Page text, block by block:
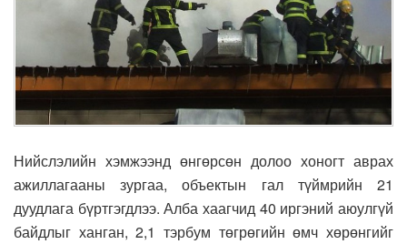
Нийслэлийн хэмжээнд өнгөрсөн долоо хоногт аврах
ажиллагааны зургаа, объектын гал түймрийн 21
дуудлага бүртгэгдлээ. Алба хаагчид 40 иргэний аюулгүй
байдлыг ханган, 2,1 тэрбум төгрөгийн өмч хөрөнгийг